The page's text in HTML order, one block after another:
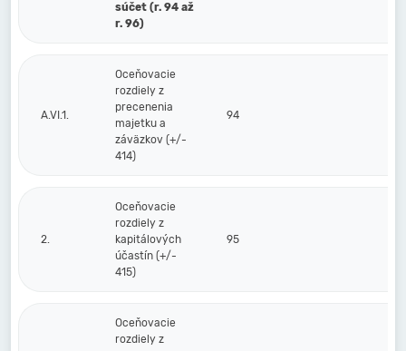
súčet (r. 94 až
r. 96)
A.VI.1.
Oceňovacie
rozdiely z
precenenia
majetku a
záväzkov (+/-
414)
94
2.
Oceňovacie
rozdiely z
kapitálových
účastín (+/-
415)
95
Oceňovacie
rozdiely z